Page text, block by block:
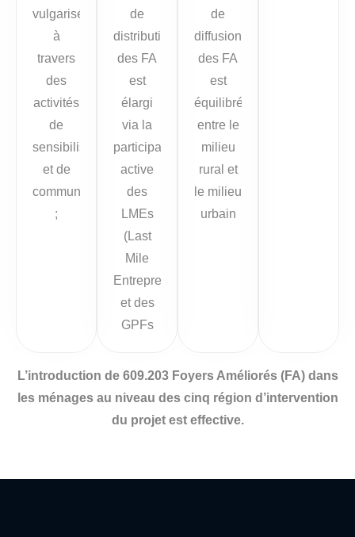
vulgarisés
à
travers
des
activités
de
sensibilisation
et de
communication
;
de
distribution
des FA
est
élargi
via la
participation
active
des
LMEs
(Last
Mile
Entrepreneurs)
et des
GPFs
de
diffusion
des FA
est
équilibrée
entre le
milieu
rural et
le milieu
urbain
L’introduction de 609.203 Foyers Améliorés(FA) dans
les ménages au niveau des cinq région d’intervention
du projet esteffective.